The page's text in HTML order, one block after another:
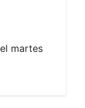
martes